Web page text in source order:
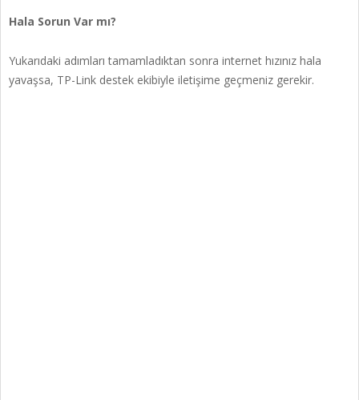
Hala Sorun Var mı?
Yukarıdaki adımları tamamladıktan sonra internet hızınız hala
yavaşsa, TP-Link destek ekibiyle iletişime geçmeniz gerekir.